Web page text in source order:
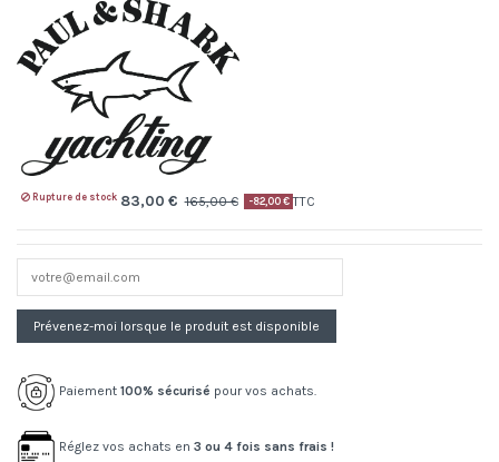
Rupture de stock 83,00 € 165,00 € -82,00 € TTC
Paiement 100% sécurisé pour vos achats.
Réglez vos achats en 3 ou 4 fois sans frais !